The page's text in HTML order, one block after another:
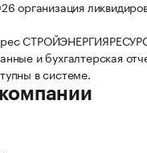
организация
и бухгалтерская
в системе.